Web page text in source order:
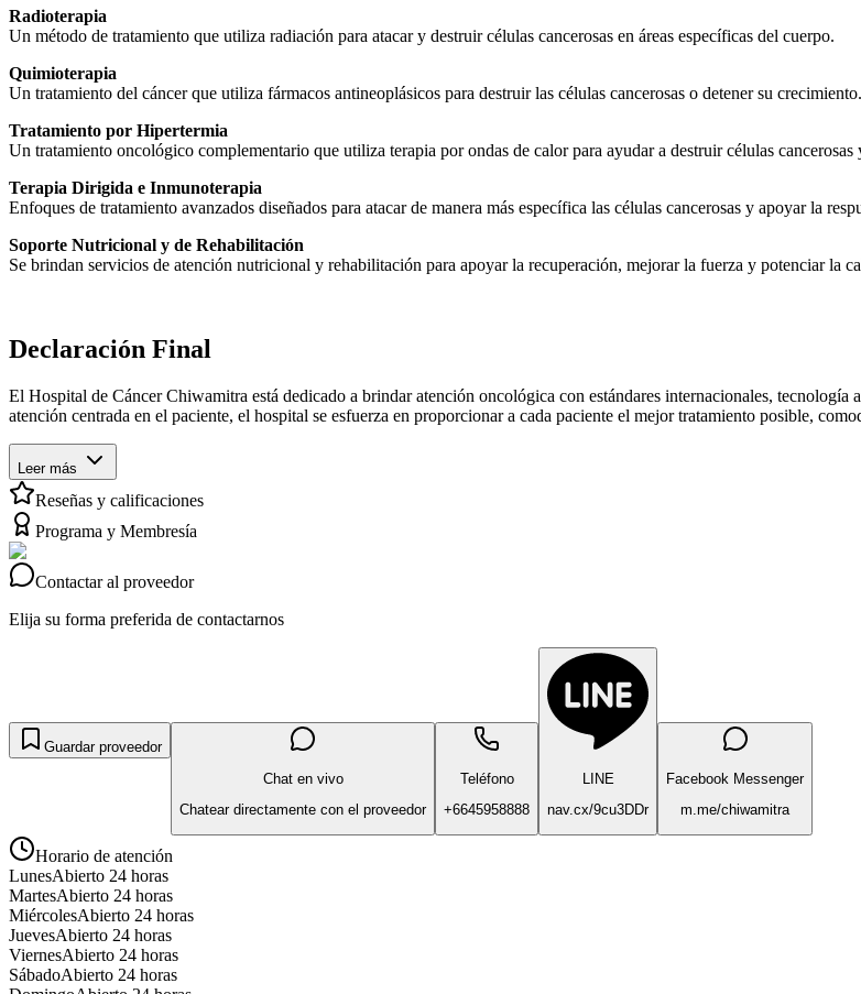
Radioterapia
Un método de tratamiento que utiliza radiación para atacar y destruir células cancerosas en áreas específicas del cuerpo.
Quimioterapia
Un tratamiento del cáncer que utiliza fármacos antineoplásicos para destruir las células cancerosas o detener su crecimiento.
Tratamiento por Hipertermia
Un tratamiento oncológico complementario que utiliza terapia por ondas de calor para ayudar a destruir células
Terapia Dirigida e Inmunoterapia
Enfoques de tratamiento avanzados diseñados para atacar de manera más específica las células cancerosas y apoyar la
Soporte Nutricional y de Rehabilitación
Se brindan servicios de atención nutricional y rehabilitación para apoyar la recuperación, mejorar la fuerza y potenciar la
Declaración Final
El Hospital de Cáncer Chiwamitra está dedicado a brindar atención oncológica con estándares internacionales,
atención centrada en el paciente, el hospital se esfuerza en proporcionar a cada paciente el mejor tratamiento posible,
Leer más
Reseñas y calificaciones
Programa y Membresía
Contactar al proveedor
Elija su forma preferida de contactarnos
Guardar proveedor
Chat en vivo
Chatear directamente con el proveedor
Teléfono
+6645958888
LINE
nav.cx/9cu3DDr
Facebook Messenger
m.me/chiwamitra
Horario de atención
LunesAbierto 24 horas
MartesAbierto 24 horas
MiércolesAbierto 24 horas
JuevesAbierto 24 horas
ViernesAbierto 24 horas
SábadoAbierto 24 horas